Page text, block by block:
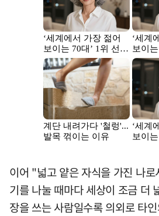
이어 "넓고 얕은 자식을 가진 나
기를 나눌 때마다 세상이 조금 더
장을 쓰는 사람일수록 의외로 타